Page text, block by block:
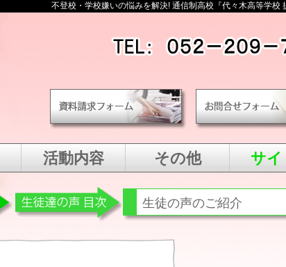
不登校・学校嫌いの悩みを解決! 通信制高校『代々木高等学校
活動内容 その他 サ
生徒の声のご紹介